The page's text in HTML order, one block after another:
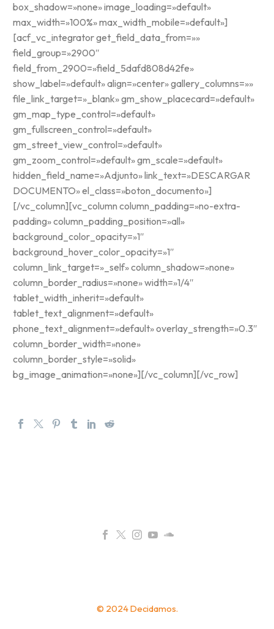
box_shadow=»none» image_loading=»default»
max_width=»100%» max_width_mobile=»default»]
[acf_vc_integrator get_field_data_from=»»
field_group=»2900″
field_from_2900=»field_5dafd808d42fe»
show_label=»default» align=»center» gallery_columns=»»
file_link_target=»_blank» gm_show_placecard=»default»
gm_map_type_control=»default»
gm_fullscreen_control=»default»
gm_street_view_control=»default»
gm_zoom_control=»default» gm_scale=»default»
hidden_field_name=»Adjunto» link_text=»DESCARGAR
DOCUMENTO» el_class=»boton_documento»]
[/vc_column][vc_column column_padding=»no-extra-
padding» column_padding_position=»all»
background_color_opacity=»1″
background_hover_color_opacity=»1″
column_link_target=»_self» column_shadow=»none»
column_border_radius=»none» width=»1/4″
tablet_width_inherit=»default»
tablet_text_alignment=»default»
phone_text_alignment=»default» overlay_strength=»0.3″
column_border_width=»none»
column_border_style=»solid»
bg_image_animation=»none»][/vc_column][/vc_row]
© 2024 Decidamos.